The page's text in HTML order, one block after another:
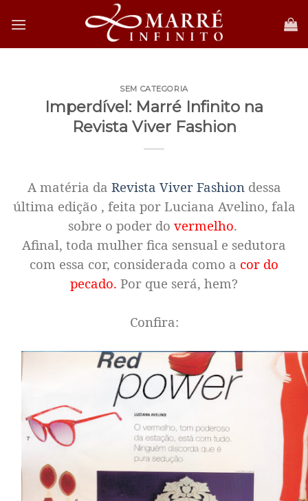
SEM CATEGORIA
Imperdível: Marré Infinito na
Revista Viver Fashion
A matéria da Revista Viver Fashion dessa
última edição , feita por Luciana Avelino, fala
sobre o poder do vermelho.
Afinal, toda mulher fica sensual e sedutora
com essa cor, considerada como a cor do
pecado. Por que será, hem?
Confira: